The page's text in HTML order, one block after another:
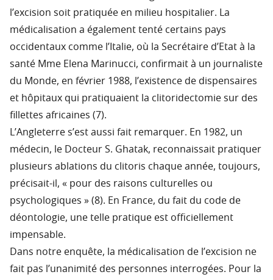
l’excision soit pratiquée en milieu hospitalier. La
médicalisation a également tenté certains pays
occidentaux comme l’Italie, où la Secrétaire d’Etat à la
santé Mme Elena Marinucci, confirmait à un journaliste
du Monde, en février 1988, l’existence de dispensaires
et hôpitaux qui pratiquaient la clitoridectomie sur des
fillettes africaines (7).
L’Angleterre s’est aussi fait remarquer. En 1982, un
médecin, le Docteur S. Ghatak, reconnaissait pratiquer
plusieurs ablations du clitoris chaque année, toujours,
précisait-il, « pour des raisons culturelles ou
psychologiques » (8). En France, du fait du code de
déontologie, une telle pratique est officiellement
impensable.
Dans notre enquête, la médicalisation de l’excision ne
fait pas l’unanimité des personnes interrogées. Pour la